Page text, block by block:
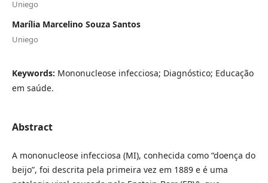
Uniego
Marília Marcelino Souza Santos
Uniego
Keywords: Mononucleose infecciosa; Diagnóstico; Educação
em saúde.
Abstract
A mononucleose infecciosa (MI), conhecida como “doença do
beijo”, foi descrita pela primeira vez em 1889 e é uma